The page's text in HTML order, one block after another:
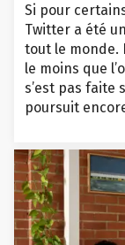
Si pour
Twitter a été
tout le monde.
le moins que
s’est pas faite
poursuit